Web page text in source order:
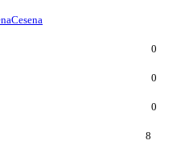
Cesena
0
0
0
8